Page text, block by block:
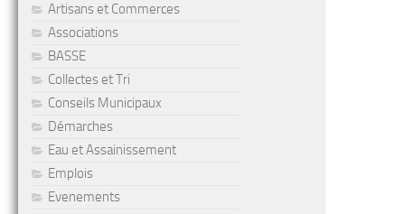
Artisans et Commerces
Associations
BASSE
Collectes et Tri
Conseils Municipaux
Démarches
Eau et Assainissement
Emplois
Evenements